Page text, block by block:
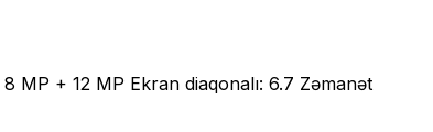
MP + 12 MP Ekran diaqonalı: 6.7 Zəmanət